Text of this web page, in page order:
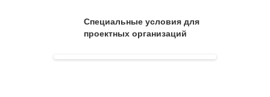
Специальные условия для
проектных организаций